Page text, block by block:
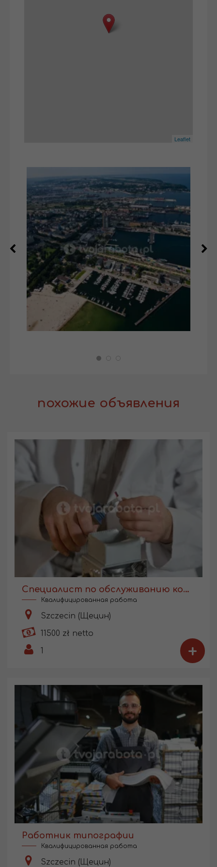
Leaflet
похожие объявления
Специалист по обслуживанию компрессоров для мед. оборудования
Квалифицированная работа
Szczecin (Щецин)
11500 zł netto
+
Работник типографии
Квалифицированная работа
Szczecin (Щецин)